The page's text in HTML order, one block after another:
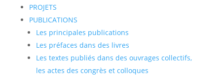
PROJETS
PUBLICATIONS
Les principales publications
Les préfaces dans des livres
Les textes publiés dans des ouvrages collectifs,
les actes des congrès et colloques